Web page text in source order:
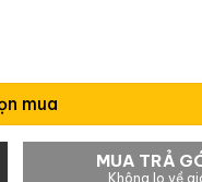
mua
MUA TRẢ
Không lo về